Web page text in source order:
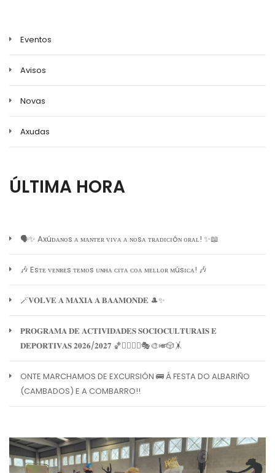
Eventos
Avisos
Novas
Axudas
ÚLTIMA HORA
🗣️✨ Axúᴅᴀɴᴏs ᴀ ᴍᴀɴᴛᴇʀ ᴠɪᴠᴀ ᴀ ɴᴏsᴀ ᴛʀᴀᴅɪᴄɪóɴ ᴏʀᴀʟ! ✨📖
🎶 Esᴛᴇ ᴠᴇɴʀᴇs ᴛᴇᴍᴏs ᴜɴʜᴀ ᴄɪᴛᴀ ᴄᴏᴀ ᴍᴇʟʟᴏʀ ᴍúsɪᴄᴀ! 🎶
🪄𝐕𝐎𝐋𝐕𝐄 𝐀 𝐌𝐀𝐗𝐈𝐀 𝐀 𝐁𝐀𝐀𝐌𝐎𝐍𝐃𝐄 🎩✨
𝐏𝐑𝐎𝐆𝐑𝐀𝐌𝐀 𝐃𝐄 𝐀𝐂𝐓𝐈𝐕𝐈𝐃𝐀𝐃𝐄𝐒 𝐒𝐎𝐂𝐈𝐎𝐂𝐔𝐋𝐓𝐔𝐑𝐀𝐈𝐒 𝐄
𝐃𝐄𝐏𝐎𝐑𝐓𝐈𝐕𝐀𝐒 𝟐𝟎𝟐𝟔/𝟐𝟎𝟐𝟕 🏀🏊‍♀️🧘‍♀️🎭🎨🎺🎲🤸
ONTE MARCHAMOS DE EXCURSIÓN 🚌 Á FESTA DO ALBARIÑO
(CAMBADOS) E A COMBARRO!!